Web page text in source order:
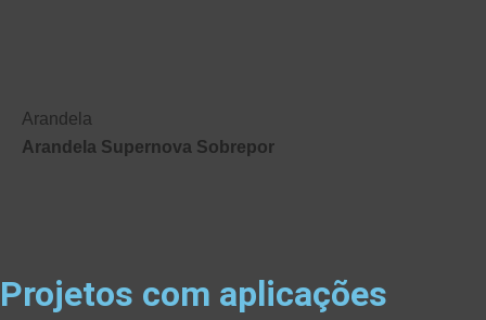
Arandela
Arandela Supernova Sobrepor
Projetos com aplicações